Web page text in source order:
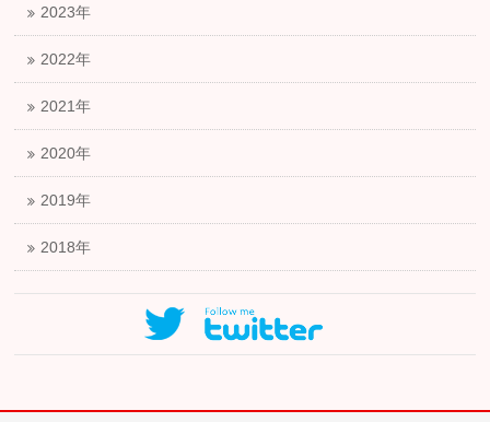
2023年
2022年
2021年
2020年
2019年
2018年